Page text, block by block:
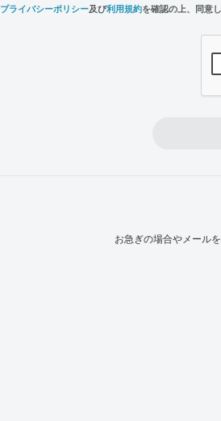
プライバシーポリシー及び利用規約を確認の上、同意し
お急ぎの場合やメール